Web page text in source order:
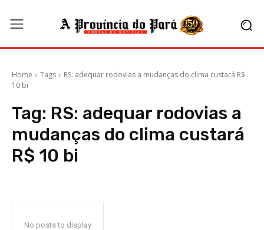
Home Tags
RS: adequar rodovias a mudanças do clima custará R$
10 bi
Tag: RS: adequar rodovias a
mudanças do clima custará
R$ 10 bi
No posts to display